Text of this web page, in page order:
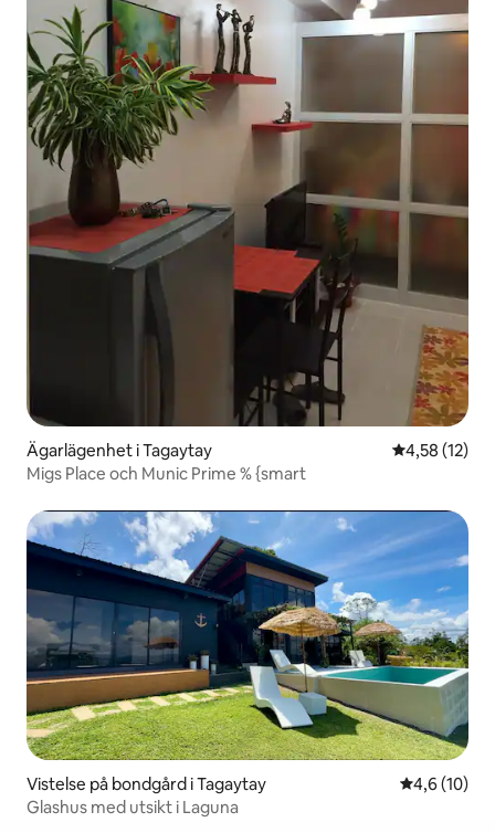
Ägarlägenhet i Tagaytay 4,58 av 5 i
4,58 (12)
Migs Place och Munic Prime % {smart
Vistelse på bondgård i Tagaytay 4,6 av 5 i
4,6 (10)
Glashus med utsikt i Laguna